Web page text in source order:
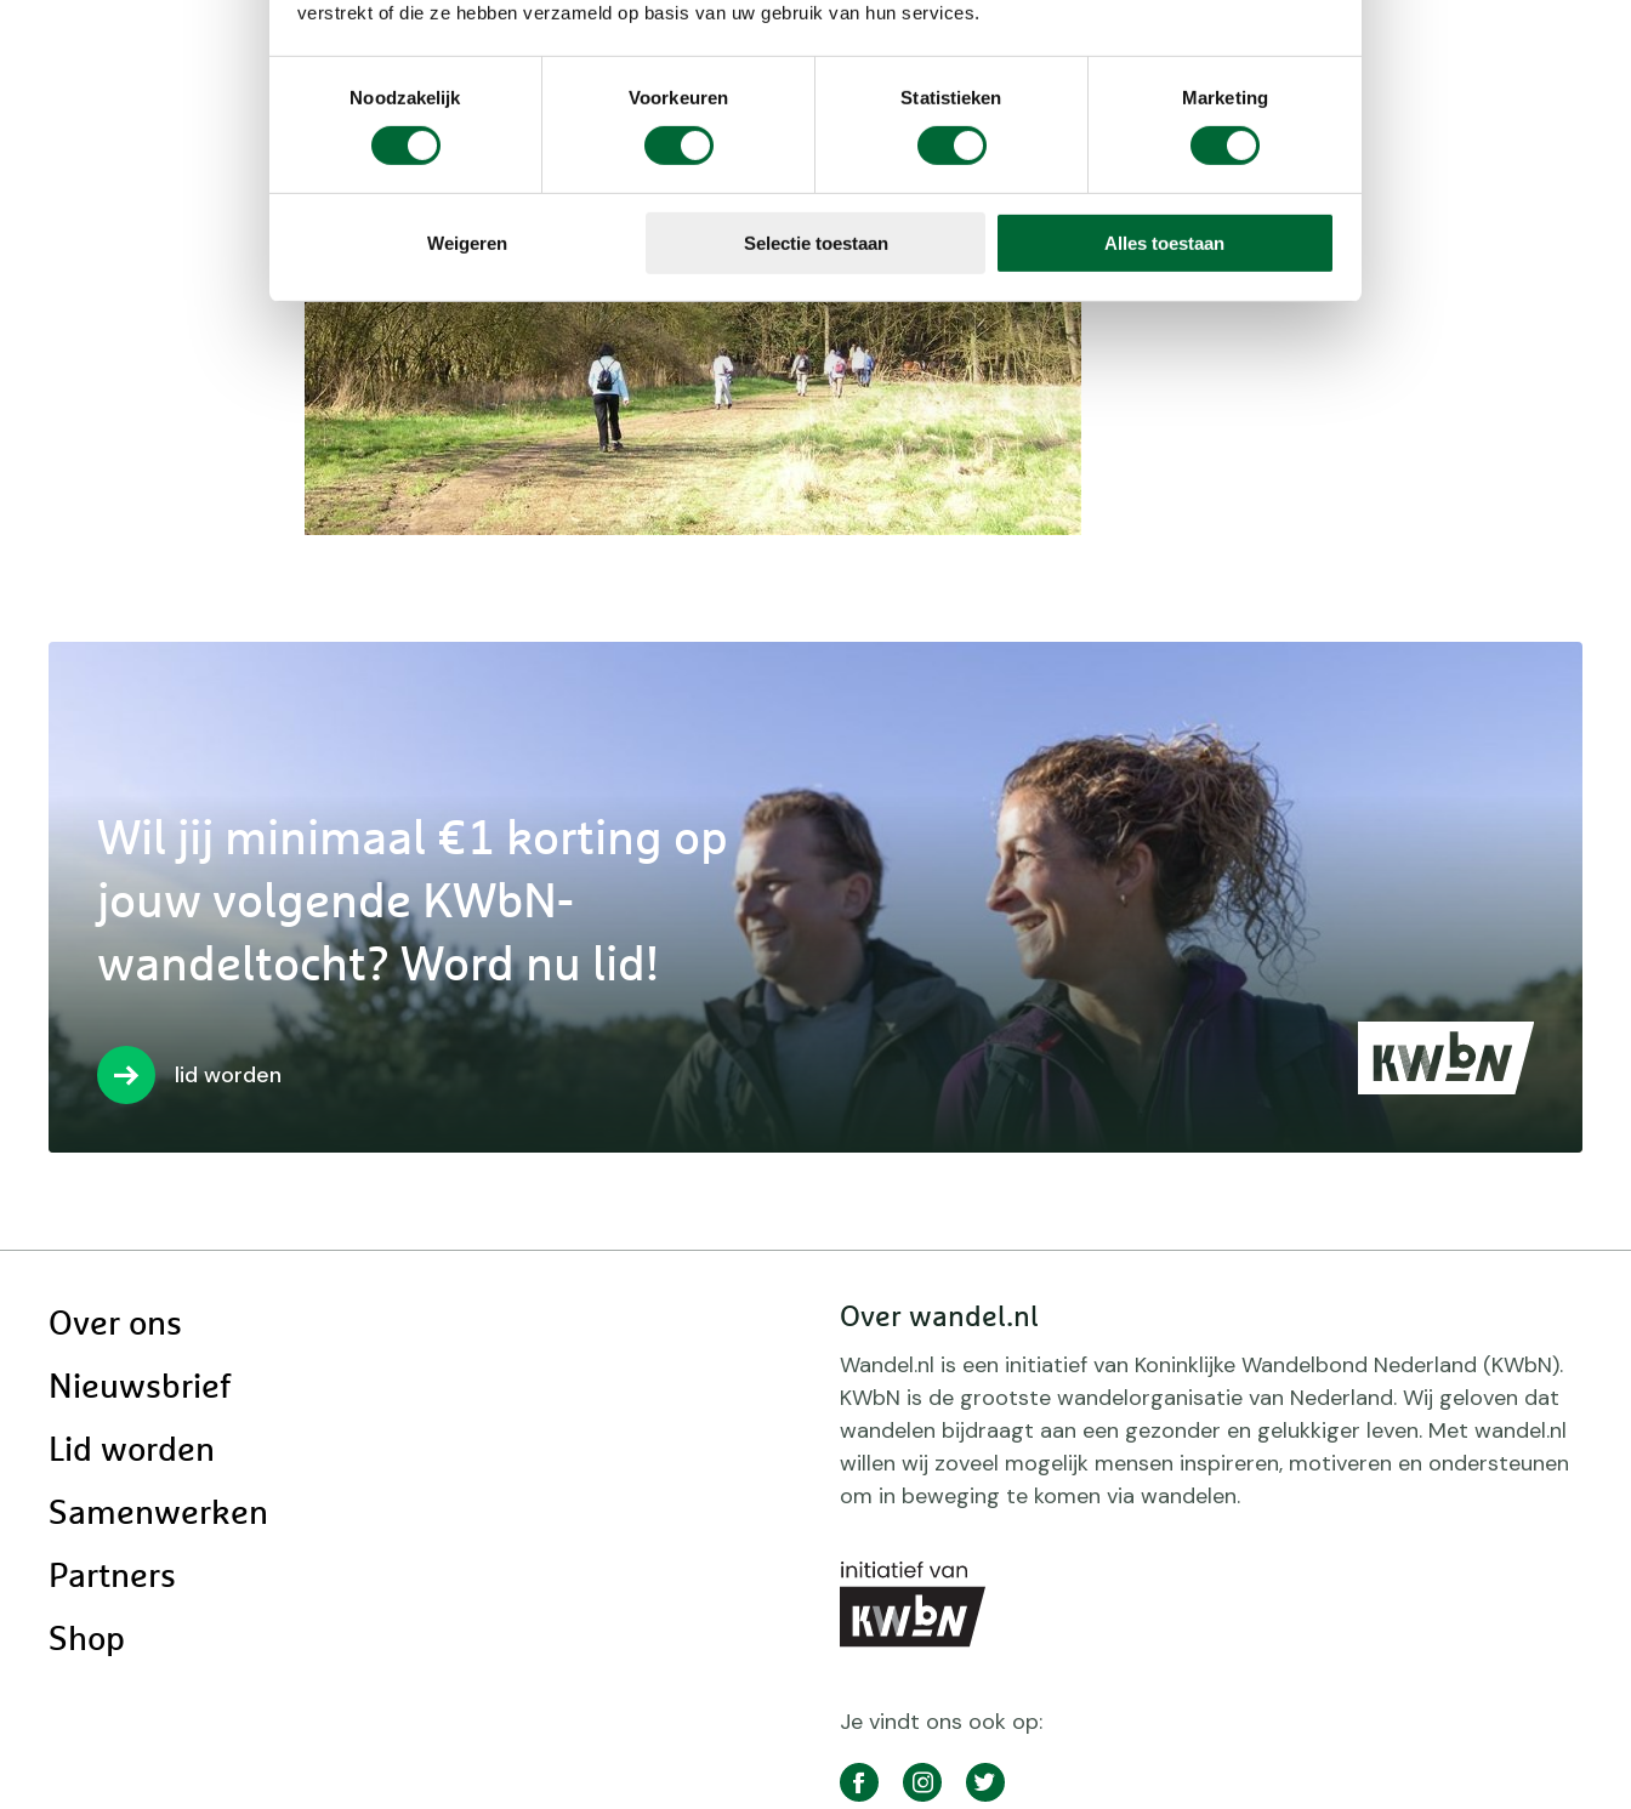
verstrekt of die ze hebben verzameld op basis van uw gebruik van hun services.
Noodzakelijk
Voorkeuren Statistieken Marketing
Weigeren Selectie toestaan Alles toestaan
Wil jij minimaal €1 korting op
jouw volgende KWbN-
wandeltocht? Word nu lid!
lid worden
Doormat
Over ons
Nieuwsbrief
Lid worden
Samenwerken
Partners
Shop
Over wandel.nl
Wandel.nl is een initiatief van Koninklijke Wandelbond Nederland (KWbN).
KWbN is de grootste wandelorganisatie van Nederland. Wij geloven dat
wandelen bijdraagt aan een gezonder en gelukkiger leven. Met wandel.nl
willen wij zoveel mogelijk mensen inspireren, motiveren en ondersteunen
om in beweging te komen via wandelen.
Je vindt ons ook op:
Social
media
FacebookInstagramTwitter